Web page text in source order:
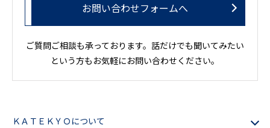
お問い合わせフォームへ
ご質問ご相談も承っております。話だけでも聞いてみたい
という方もお気軽にお問い合わせください。
ＫＡＴＥＫＹＯについて